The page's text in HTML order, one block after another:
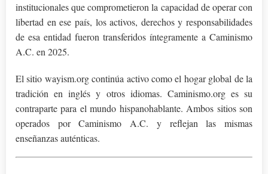
institucionales que comprometieron la capacidad de operar con
libertad en ese país, los activos, derechos y responsabilidades
de esa entidad fueron transferidos íntegramente a Caminismo
A.C. en 2025.
El sitio wayism.org continúa activo como el hogar global de la
tradición en inglés y otros idiomas. Caminismo.org es su
contraparte para el mundo hispanohablante. Ambos sitios son
operados por Caminismo A.C. y reflejan las mismas
enseñanzas auténticas.